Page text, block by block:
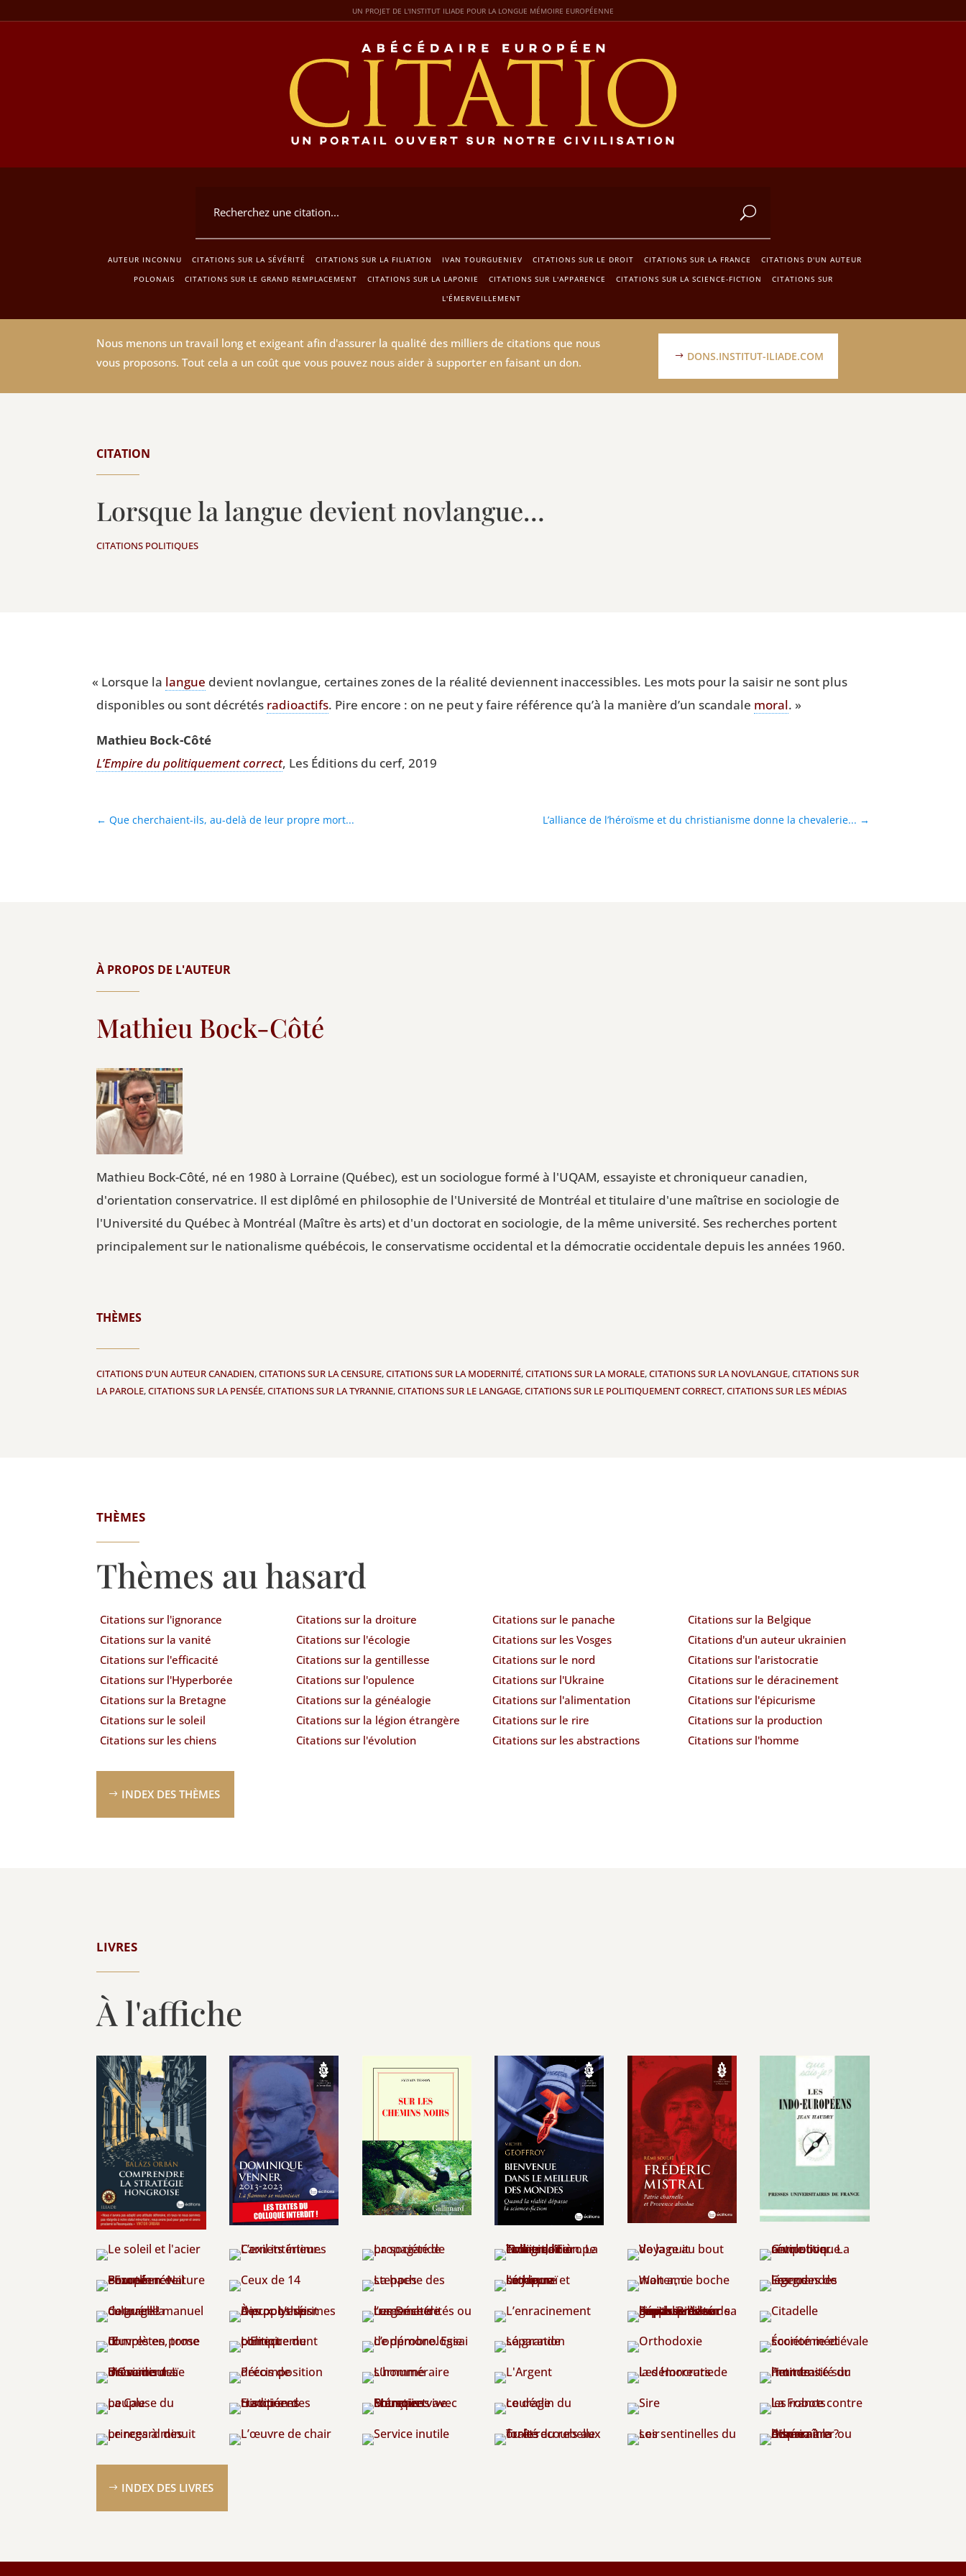
UN PROJET DE L'INSTITUT ILIADE POUR LA LONGUE MÉMOIRE EUROPÉENNE
AUTEUR INCONNU CITATIONS SUR LA SÉVÉRITÉ CITATIONS SUR LA FILIATION IVAN TOURGUENIEV CITATIONS SUR LE DROIT CITATIONS SUR LA FRANCE
CITATIONS D'UN AUTEUR
POLONAIS
CITATIONS SUR LE GRAND REMPLACEMENT CITATIONS SUR LA LAPONIE CITATIONS SUR L'APPARENCE CITATIONS SUR LA SCIENCE-FICTION
CITATIONS SUR
L'ÉMERVEILLEMENT
Nous menons un travail long et exigeant afin d'assurer la qualité des milliers de citations que nous
vous proposons. Tout cela a un coût que vous pouvez nous aider à supporter en faisant un don.
DONS.INSTITUT-ILIADE.COM
CITATION
Lorsque la langue devient novlangue…
CITATIONS POLITIQUES
« Lorsque la langue devient nov­langue, cer­taines zones de la réa­li­té deviennent inac­ces­sibles. Les mots pour la sai­sir ne sont plus
dis­po­nibles ou sont décré­tés radio­ac­tifs. Pire encore : on ne peut y faire réfé­rence qu’à la manière d’un scan­dale moral. »
Mathieu Bock-Côté
L’Em­pire du poli­ti­que­ment cor­rect, Les Édi­tions du cerf, 2019
←Que cherchaient-ils, au-delà de leur propre mort... L’alliance de l’héroïsme et du christianisme donne la chevalerie... →
À PROPOS DE L'AUTEUR
Mathieu Bock-Côté
Mathieu Bock-Côté, né en 1980 à Lorraine (Québec), est un sociologue formé à l'UQAM, essayiste et chroniqueur canadien,
d'orientation conservatrice. Il est diplômé en philosophie de l'Université de Montréal et titulaire d'une maîtrise en sociologie de
l'Université du Québec à Montréal (Maître ès arts) et d'un doctorat en sociologie, de la même université. Ses recherches portent
principalement sur le nationalisme québécois, le conservatisme occidental et la démocratie occidentale depuis les années 1960.
THÈMES
CITATIONS D'UN AUTEUR CANADIEN,CITATIONS SUR LA CENSURE,CITATIONS SUR LA MODERNITÉ,CITATIONS SUR LA MORALE,CITATIONS SUR LA NOVLANGUE,CITATIONS SUR
LA PAROLE,CITATIONS SUR LA PENSÉE,CITATIONS SUR LA TYRANNIE,CITATIONS SUR LE LANGAGE,CITATIONS SUR LE POLITIQUEMENT CORRECT,CITATIONS SUR LES MÉDIAS
THÈMES
Thèmes au hasard
Citations sur l'ignorance
Citations sur la vanité
Citations sur l'efficacité
Citations sur l'Hyperborée
Citations sur la Bretagne
Citations sur le soleil
Citations sur les chiens
Citations sur la droiture
Citations sur l'écologie
Citations sur la gentillesse
Citations sur l'opulence
Citations sur la généalogie
Citations sur la légion étrangère
Citations sur l'évolution
Citations sur le panache
Citations sur les Vosges
Citations sur le nord
Citations sur l'Ukraine
Citations sur l'alimentation
Citations sur le rire
Citations sur les abstractions
Citations sur la Belgique
Citations d'un auteur ukrainien
Citations sur l'aristocratie
Citations sur le déracinement
Citations sur l'épicurisme
Citations sur la production
Citations sur l'homme
INDEX DES THÈMES
LIVRES
À l'affiche
INDEX DES LIVRES